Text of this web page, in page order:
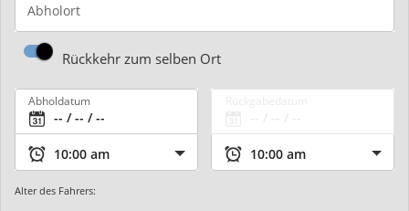
Abholort
Rückkehr zum selben Ort
Abholdatum
Alter des Fahrers: